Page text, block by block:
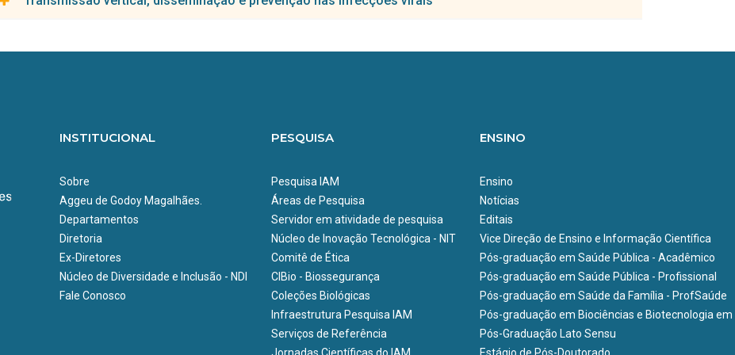
Christian Robson de Souza Reis
INSTITUCIONAL
Sobre
Aggeu de Godoy Magalhães.
Departamentos
Diretoria
Ex-Diretores
Núcleo de Diversidade e Inclusão - NDI
Fale Conosco
PESQUISA
Pesquisa IAM
Áreas de Pesquisa
Servidor em atividade de pesquisa
Núcleo de Inovação Tecnológica - NIT
Comitê de Ética
CIBio - Biossegurança
Coleções Biológicas
Infraestrutura Pesquisa IAM
Serviços de Referência
Jornadas Científicas do IAM
ENSINO
Ensino
Notícias
Editais
Vice Direção de Ensino e Informação Científica
Pós-graduação em Saúde Pública - Acadêmico
Pós-graduação em Saúde Pública - Profissional
Pós-graduação em Saúde da Família - ProfSaúde
Pós-graduação em Biociências e Biotecnologia em
Pós-Graduação Lato Sensu
Estágio de Pós-Doutorado